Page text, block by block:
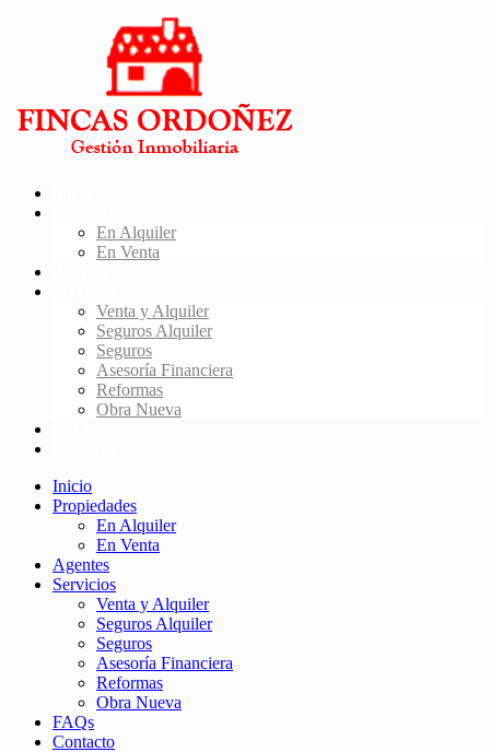
En Alquiler
En Venta
Venta y Alquiler
Seguros Alquiler
Seguros
Asesoría Financiera
Reformas
Obra Nueva
Inicio
Propiedades
En Alquiler
En Venta
Agentes
Servicios
Venta y Alquiler
Seguros Alquiler
Seguros
Asesoría Financiera
Reformas
Obra Nueva
FAQs
Contacto